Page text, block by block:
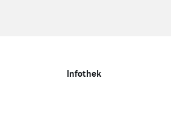
Infothek